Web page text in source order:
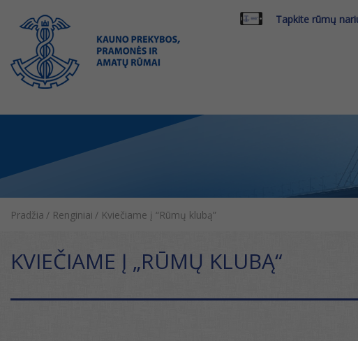
Tapkite rūmų
Pradžia / Renginiai / Kviečiame į “Rūmų klubą”
KVIEČIAME Į „RŪMŲ KLUBĄ“